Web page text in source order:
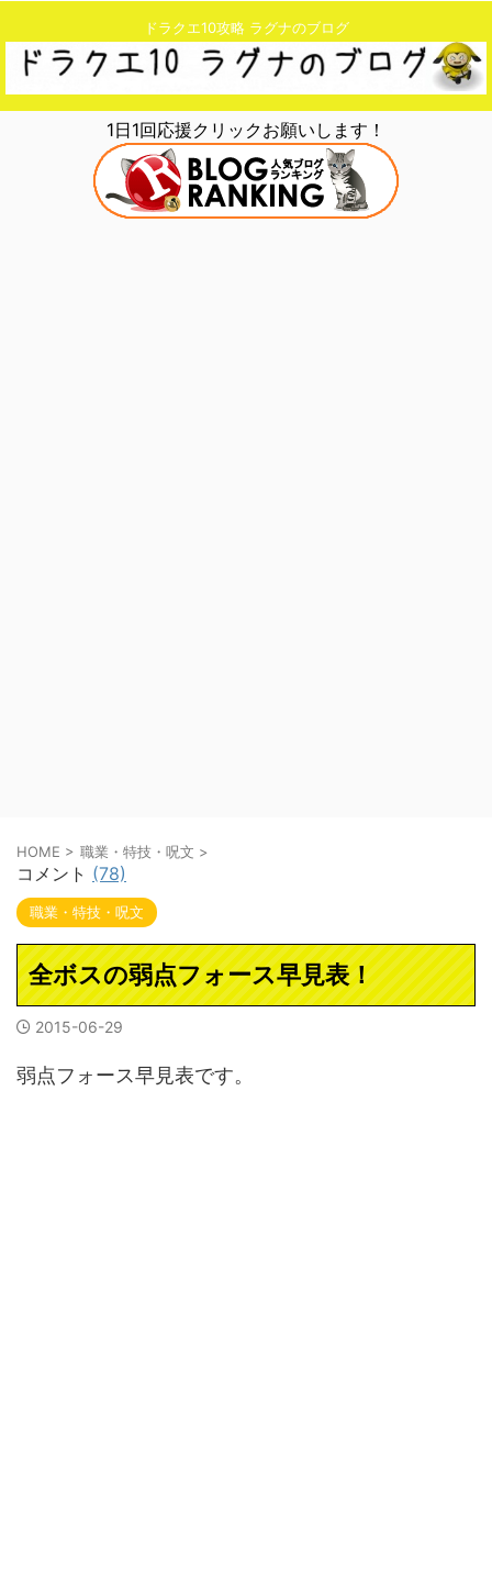
ドラクエ10攻略 ラグナのブログ
1日1回応援クリックお願いします！
HOME > 職業・特技・呪文 >
コメント (78)
職業・特技・呪文
全ボスの弱点フォース早見表！
2015-06-29
弱点フォース早見表です。